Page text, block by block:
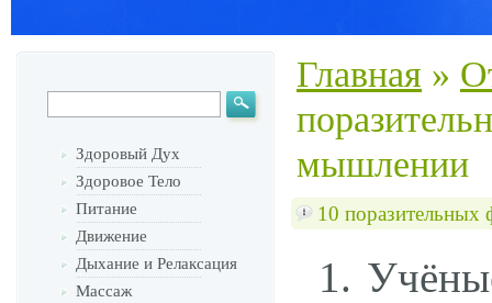
Здоровый Дух
Здоровое Тело
Питание
Движение
Дыхание и Релаксация
Массаж
Главная »
мышлении
10 поразительных
1.